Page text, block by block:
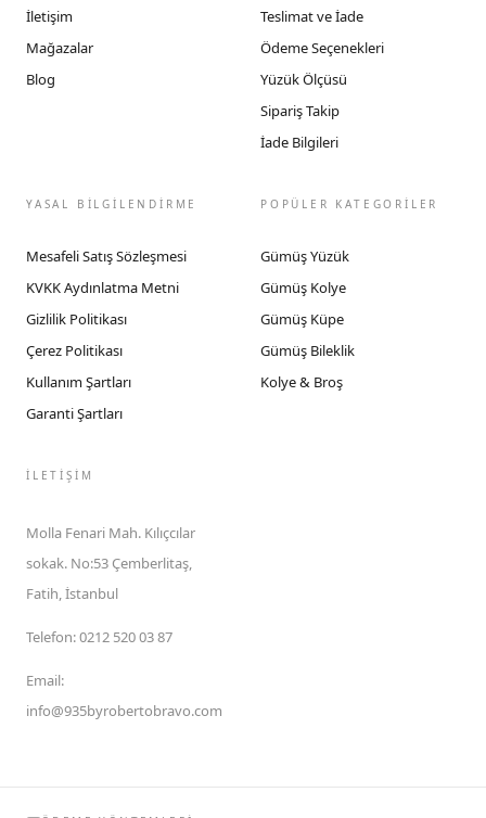
İletişim
Mağazalar
Blog
Teslimat ve İade
Ödeme Seçenekleri
Yüzük Ölçüsü
Sipariş Takip
İade Bilgileri
YASAL BİLGİLENDİRME
Mesafeli Satış Sözleşmesi
KVKK Aydınlatma Metni
Gizlilik Politikası
Çerez Politikası
Kullanım Şartları
Garanti Şartları
POPÜLER KATEGORİLER
Gümüş Yüzük
Gümüş Kolye
Gümüş Küpe
Gümüş Bileklik
Kolye & Broş
İLETIŞIM
Molla Fenari Mah. Kılıçcılar
sokak. No:53 Çemberlitaş,
Fatih, İstanbul
Telefon:0212 520 03 87
Email:
info@935byrobertobravo.com